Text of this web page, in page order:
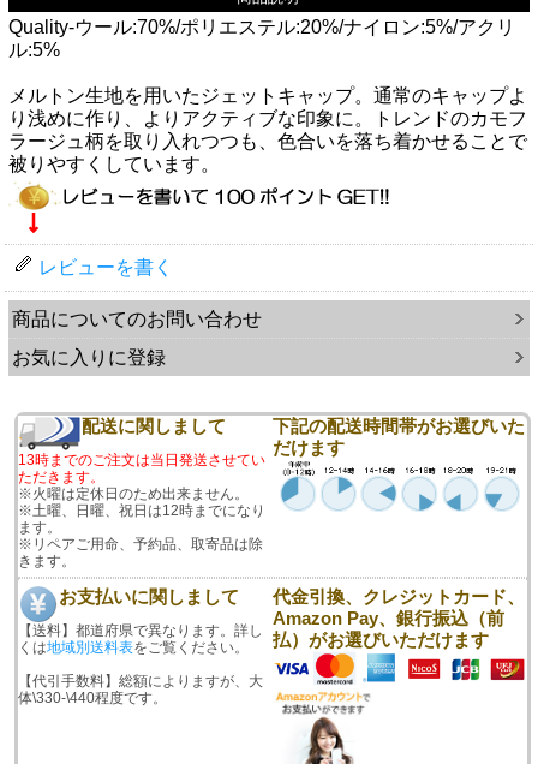
Quality-ウール:70%/ポリエステル:20%/ナイロン:5%/アクリ
ル:5%
メルトン生地を用いたジェットキャップ。通常のキャップよ
り浅めに作り、よりアクティブな印象に。トレンドのカモフ
ラージュ柄を取り入れつつも、色合いを落ち着かせることで
被りやすくしています。
レビューを書く
商品についてのお問い合わせ
お気に入りに登録
配送に関しまして
13時までのご注文は当日発送させてい
ただきます。
※火曜は定休日のため出来ません。
※土曜、日曜、祝日は12時までになり
ます。
※リペアご用命、予約品、取寄品は除
きます。
下記の配送時間帯がお選びいた
だけます
お支払いに関しまして
【送料】都道府県で異なります。詳し
くは地域別送料表をご覧ください。
【代引手数料】総額によりますが、大
体\330-\440程度です。
代金引換、クレジットカード、
Amazon Pay、銀行振込（前
払）がお選びいただけます